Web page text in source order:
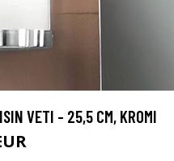
VETI - 25,5 CM, KROMI